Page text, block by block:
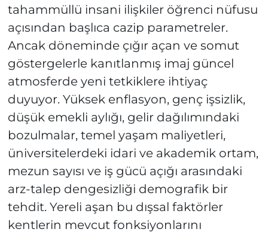
tahammüllü insani ilişkiler öğrenci nüfusu
açısından başlıca cazip parametreler.
Ancak döneminde çığır açan ve somut
göstergelerle kanıtlanmış imaj güncel
atmosferde yeni tetkiklere ihtiyaç
duyuyor. Yüksek enflasyon, genç işsizlik,
düşük emekli aylığı, gelir dağılımındaki
bozulmalar, temel yaşam maliyetleri,
üniversitelerdeki idari ve akademik ortam,
mezun sayısı ve iş gücü açığı arasındaki
arz-talep dengesizliği demografik bir
tehdit. Yereli aşan bu dışsal faktörler
kentlerin mevcut fonksiyonlarını